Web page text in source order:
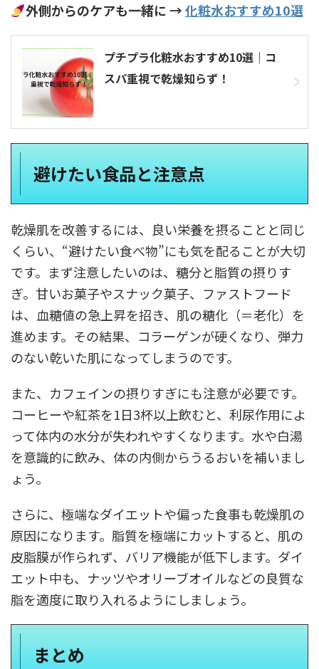
外側からのケアも一緒に →化粧水おすすめ10選
プチプラ化粧水おすすめ10選｜コ
スパ重視で乾燥知らず！
避けたい食品と注意点
乾燥肌を改善するには、良い栄養を摂ることと同じ
くらい、“避けたい食べ物”にも気を配ることが大切
です。まず注意したいのは、糖分と脂質の摂りす
ぎ。甘いお菓子やスナック菓子、ファストフード
は、血糖値の急上昇を招き、肌の糖化（＝老化）を
進めます。その結果、コラーゲンが硬くなり、弾力
のない乾いた肌になってしまうのです。
また、カフェインの摂りすぎにも注意が必要です。
コーヒーや紅茶を1日3杯以上飲むと、利尿作用によ
って体内の水分が失われやすくなります。水や白湯
を意識的に飲み、体の内側からうるおいを補いまし
ょう。
さらに、極端なダイエットや偏った食事も乾燥肌の
原因になります。脂質を極端にカットすると、肌の
皮脂膜が作られず、バリア機能が低下します。ダイ
エット中も、ナッツやオリーブオイルなどの良質な
脂を適度に取り入れるようにしましょう。
まとめ